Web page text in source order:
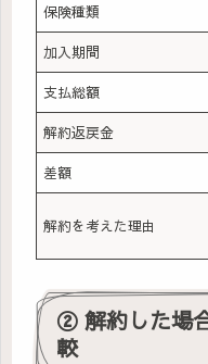
保険種類
加入期間
支払総額
解約返戻金
差額
解約を考えた理由
② 解約した場
較